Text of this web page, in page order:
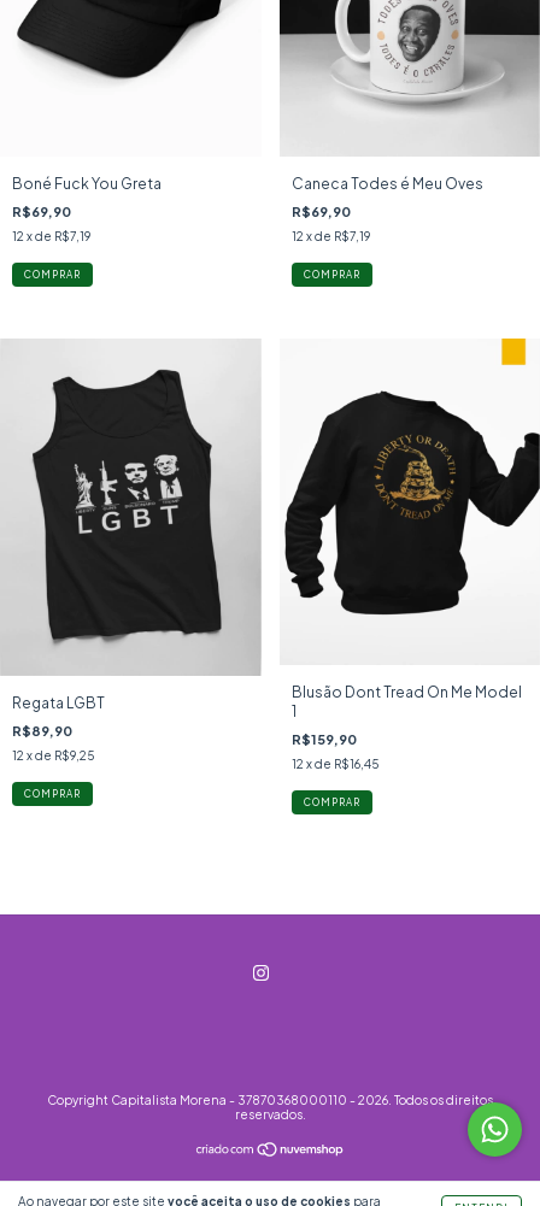
Ao navegar por este site você aceita o uso de cookies para
Boné Fuck You Greta
R$69,90
12 x de R$7,19
Caneca Todes é Meu Oves
R$69,90
12 x de R$7,19
Regata LGBT
R$89,90
12 x de R$9,25
COMPRAR
Blusão Dont Tread On Me Model
1
R$159,90
12 x de R$16,45
COMPRAR
Copyright Capitalista Morena - 37870368000110 - 2026. Todos os direitos
reservados.